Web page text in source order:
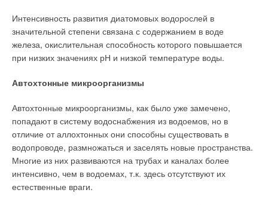
Интенсивность развития диатомовых водорослей в
значительной степени связана с содержанием в воде
железа, окислительная способность которого повышается
при низких значениях рН и низкой температуре воды.
Автохтонные микроорганизмы
Автохтонные микроорганизмы, как было уже замечено,
попадают в систему водоснабжения из водоемов, но в
отличие от аллохтонных они способны существовать в
водопроводе, размножаться и заселять новые пространства.
Многие из них развиваются на трубах и каналах более
интенсивно, чем в водоемах, т.к. здесь отсутствуют их
естественные враги.
Внутренная труба «Комплекс Д» соответствует системе
«Комплекс Е». Таким образом, обе системы легко
комбинируются друг с другом. Дымоходы «Комплекс Д»
помещений. Система «ЭКА-флекс»— гибкие дымоходы. Эта
однослойная система толщиной стенки 0,13 мм и
двухслойная толщиной стенки 20,13 мм.
Диаметр— от 100 до 200 мм. Система предозначена для
решения проблем, возникающих при наличии в шахтах
наклонных участков или изгибов. Специальные фасонные
части обеспечивают комплектацию с системами «Комплекс